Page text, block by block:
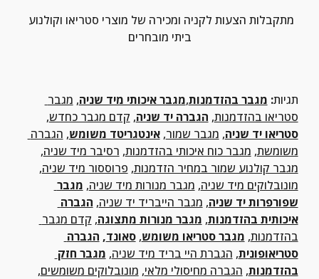
ביתי מובחרים
תגיות: מגבר בהזדמנות,מגבר איכותי מיד שניה,
סטריאו בהזדמנות, הגברה יד שניה, קדם מגבר כחדש,
סטריאו יד שניה, מגבר שמור, אינטגריטד משומש,
משומשת, מגבר כוח איכותי בהזדמנות, רסיבר מיד שניה,
מגבר קולנוע שמור במחיר הזדמנות, פרוססור מיד שניה,
מונובלוקים מיד שניה, מגבר מנורות מיד שניה,
שפורפרות יד שניה, מגבר הייבריד יד שניה,
איכותית בהזדמנות, מגבר מנורות מתצוגה,
בהזדמנות, מגבר סטריאו משומש, סאונד,
סטריאופונית, הגברת היי בריד מיד שניה,
בהזדמנות, הגברה מחיסולי מלאי, מונובלוקים משומשים,